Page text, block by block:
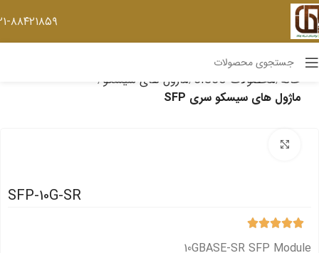
۰۲۱-
خانه محصولات CISCO
ماژول های سیسکو
ماژول های سیسکو سری SFP
SFP-10G-SR
10GBASE-SR SFP Module